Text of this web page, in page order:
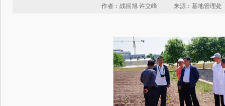
作者：战徊旭 许立峰 来源：基地管理处